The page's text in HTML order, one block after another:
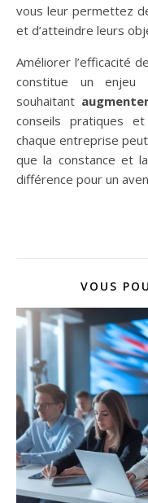
vous leur permettez
et d’atteindre leurs
Améliorer l’efficacité
constitue un enjeu
souhaitant
conseils pratiques
chaque entreprise
que la constance et
différence pour un
VOUS